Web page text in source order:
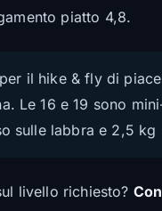
piatto 4,8.
il hike & fly di
Le 16 e 19 sono
sulle labbra e 2,5
livello richiesto?